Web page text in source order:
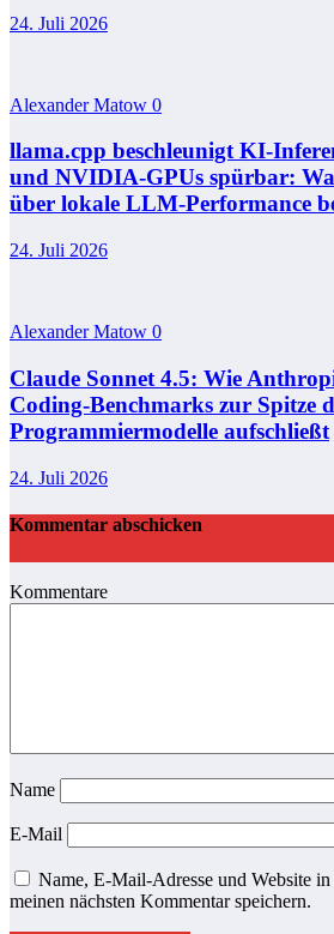
24. Juli 2026
Alexander Matow 0
llama.cpp beschleunigt KI-
und NVIDIA-GPUs spürbar:
über lokale LLM-Performance
24. Juli 2026
Alexander Matow 0
Claude Sonnet 4.5: Wie
Coding‑Benchmarks zur Spitze
Programmiermodelle aufschließt
24. Juli 2026
Kommentar abschicken
Kommentare
Name
E-Mail
Name, E-Mail-Adresse und Website
meinen nächsten Kommentar speichern.